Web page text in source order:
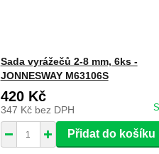
Sada vyrážečů 2-8 mm, 6ks -
JONNESWAY M63106S
420 Kč
347 Kč bez DPH
Přidat do košíku